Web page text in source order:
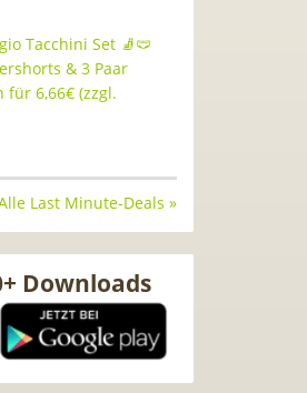
Tacchini Set 🧦🩲
& 3 Paar
für 6,66€ (zzgl.
Last Minute-Deals »
Downloads